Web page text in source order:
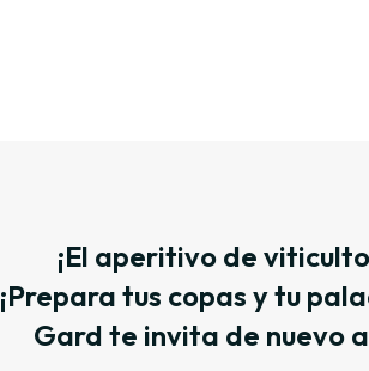
¡El aperitivo de
¡Prepara tus copas y tu
Gard te invita de nuevo